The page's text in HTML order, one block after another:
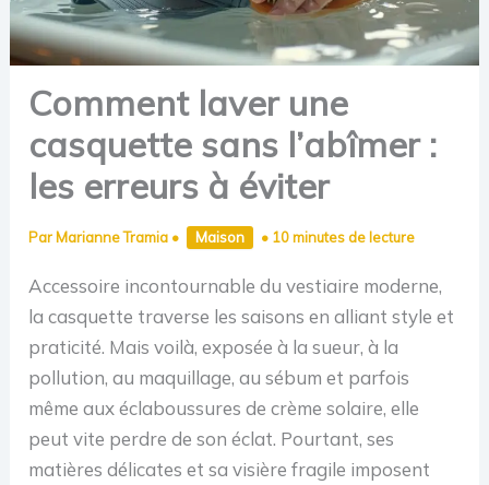
Comment laver une
casquette sans l’abîmer :
les erreurs à éviter
Par Marianne Tramia • Maison • 10 minutes de lecture
Accessoire incontournable du vestiaire moderne,
la casquette traverse les saisons en alliant style et
praticité. Mais voilà, exposée à la sueur, à la
pollution, au maquillage, au sébum et parfois
même aux éclaboussures de crème solaire, elle
peut vite perdre de son éclat. Pourtant, ses
matières délicates et sa visière fragile imposent